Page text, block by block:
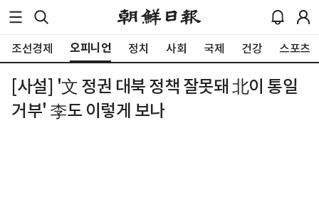
조선경제 오피니언 정치 사회 국제 건강 스포츠
[사설] '文 정권 대북 정책 잘못돼 北이 통일
거부' 李도 이렇게 보나